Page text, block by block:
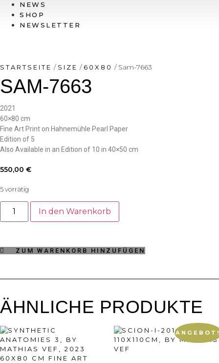
NEWS
SHOP
NEWSLETTER
STARTSEITE / SIZE / 60X80 / Sam-7663
SAM-7663
2021
60×80 cm
Fine Art Print on Hahnemühle Pearl Paper
Edition of 5
Also Available in an Edition of 10 in 40×50 cm
550,00 €
5 vorrätig
Sam-
7663 In den Warenkorb
ZUM WARENKORB HINZUFÜGEN
ÄHNLICHE PRODUKTE